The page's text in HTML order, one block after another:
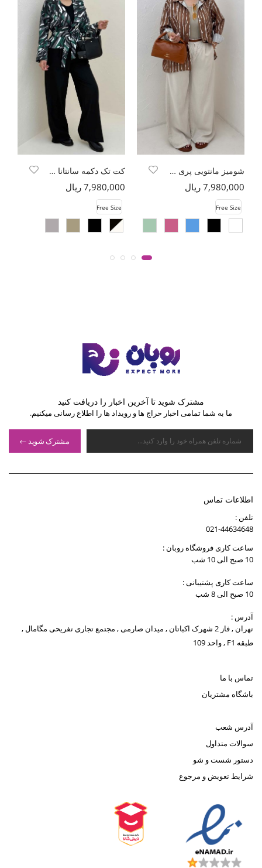
شومیز مانتویی پری راه راه تک جیب
7,980,000 ریال
Free Size
کت تک دکمه سانتانا چاپی کمربنددار
7,980,000 ریال
Free Size
مشترک شوید تا آخرین اخبار را دریافت کنید
ما به شما تمامی اخبار حراج ها و رویداد ها را اطلاع رسانی میکنیم.
مشترک شوید
اطلاعات تماس
تلفن :
021-44634648
ساعت کاری فروشگاه روبان :
10 صبح الی 10 شب
ساعت کاری پشتیبانی :
10 صبح الی 8 شب
آدرس :
تهران , فاز 2 شهرک اکباتان , میدان صارمی , مجتمع تجاری تفریحی مگامال ,
طبقه F1 , واحد 109
تماس با ما
باشگاه مشتریان
آدرس شعب
سوالات متداول
دستور شست و شو
شرایط تعویض و مرجوع